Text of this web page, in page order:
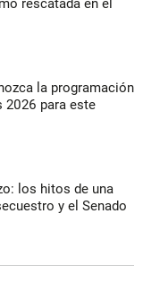
rescatada en el
la programación
2026 para este
los hitos de una
y el Senado